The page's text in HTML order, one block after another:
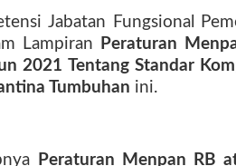
Jabatan Fungsional
Lampiran
Peraturan
2021 Tentang Standar
Tumbuhan ini.
Peraturan Menpan RB